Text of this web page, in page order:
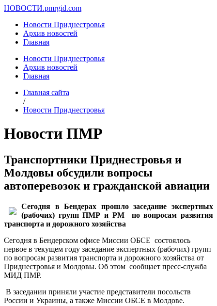
НОВОСТИ.pmrgid.com
Новости Приднестровья
Архив новостей
Главная
Новости Приднестровья
Архив новостей
Главная
Главная сайта
/
Новости Приднестровья
Новости ПМР
Транспортники Приднестровья и
Молдовы обсудили вопросы
автоперевозок и гражданской авиации
Сегодня в Бендерах прошло заседание экспертных
(рабочих) групп ПМР и РМ по вопросам развития
транспорта и дорожного хозяйства
Сегодня в Бендерском офисе Миссии ОБСЕ состоялось
первое в текущем году заседание экспертных (рабочих) групп
по вопросам развития транспорта и дорожного хозяйства от
Приднестровья и Молдовы. Об этом сообщает пресс-служба
МИД ПМР.
В заседании приняли участие представители посольств
России и Украины, а также Миссии ОБСЕ в Молдове.